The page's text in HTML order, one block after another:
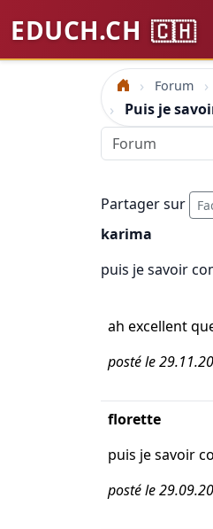
EDUCH.CH 🇨🇭
Accueil Forum
Puis je
Partager sur
karima
puis je savoir
ah excellent
posté le
florette
puis je savoir
posté le